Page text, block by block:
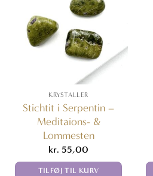
KRYSTALLER
Stichtit i Serpentin –
Meditaions- &
Lommesten
kr. 55,00
TILFØJ TIL KURV